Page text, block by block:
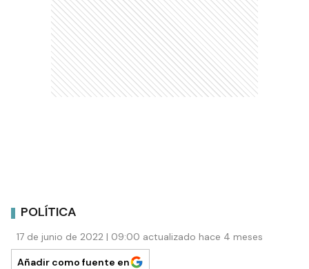
POLÍTICA
17 de junio de 2022 | 09:00 actualizado hace 4 meses
Añadir como fuente en